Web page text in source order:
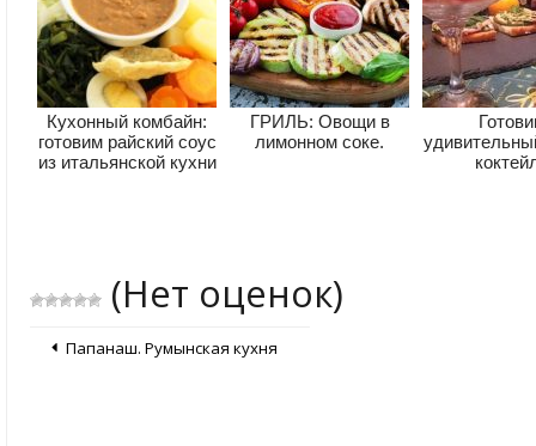
Кухонный комбайн:
готовим райский соус
из итальянской кухни
ГРИЛЬ: Овощи в
лимонном соке.
(Нет оценок)
Папанаш. Румынская кухня